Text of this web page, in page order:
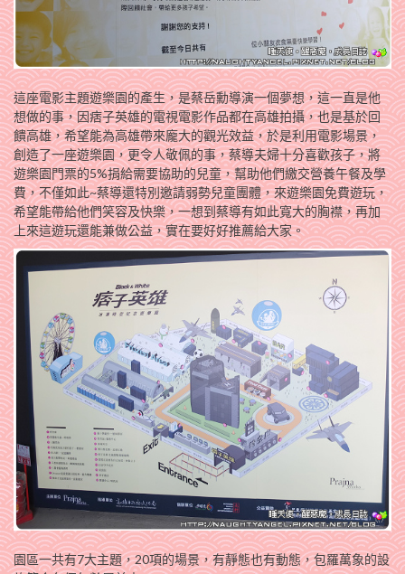
這座電影主題遊樂園的產生，是蔡岳勳導演一個夢想，這一直是他
想做的事，因痞子英雄的電視電影作品都在高雄拍攝，也是基於回
饋高雄，希望能為高雄帶來龐大的觀光效益，於是利用電影場景，
創造了一座遊樂園，更令人敬佩的事，蔡導夫婦十分喜歡孩子，將
遊樂園門票的5%捐給需要協助的兒童，幫助他們繳交營養午餐及學
費，不僅如此~蔡導還特別邀請弱勢兒童團體，來遊樂園免費遊玩，
希望能帶給他們笑容及快樂，一想到蔡導有如此寬大的胸襟，再加
上來這遊玩還能兼做公益，實在要好好推薦給大家。
園區一共有7大主題，20項的場景，有靜態也有動態，包羅萬象的設